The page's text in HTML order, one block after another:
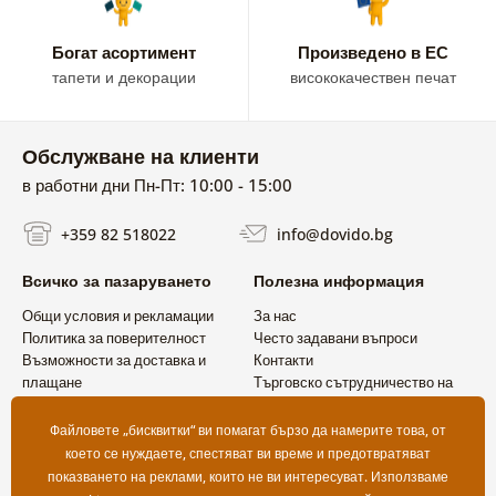
елегантни декорации, музикалните картини лесно ще се
В нашата колекция ще откриете картини с музикални
музикантите. Предлагаме също модерни абстрактни
музикални картини, стилни черно-бели мотиви и
привличат вниманието.
Музикалните картини на платно са идеален избор за
всички, които искат да свържат дома си със страстта към
музиката. Създайте пространство, в което музиката да
бъде част от всеки ден.
Богат асортимент
тапети и декорации
Произведено в ЕС
висококачествен печат
Обслужване на клиенти
в работни дни Пн-Пт: 10:00 - 15:00
+359 82 518022 info@dovido.bg
Всичко за пазаруването
Общи условия и рекламации
Политика за поверителност
Възможности за доставка и
плащане
Полезна информация
За нас
Често задавани въпроси
Контакти
Търговско сътрудничество на
Файловете „бисквитки“ ви помагат бързо да намерите това, от
което се нуждаете, спестяват ви време и предотвратяват
показването на реклами, които не ви интересуват. Използваме